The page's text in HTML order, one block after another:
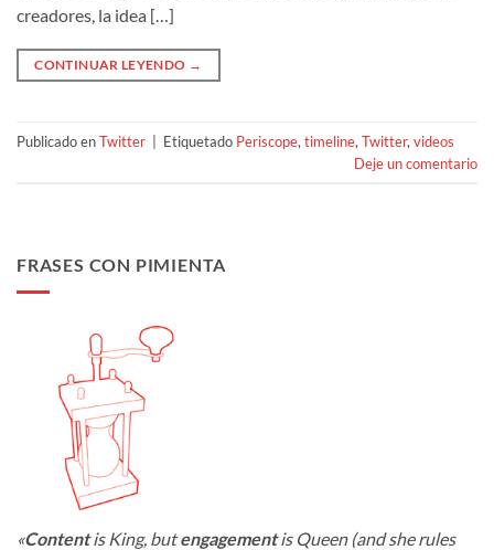
creadores, la idea […]
CONTINUAR LEYENDO →
Publicado enTwitter | Etiquetado Periscope, timeline, Twitter, videos
Deje un comentario
FRASES CON PIMIENTA
«Contentis King, butengagementis Queen (and she rules